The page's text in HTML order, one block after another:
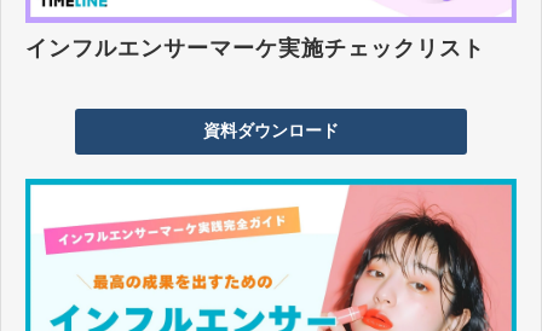
インフルエンサーマーケ実施チェックリスト
資料ダウンロード